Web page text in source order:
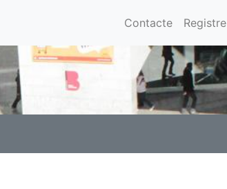
Contacte Registre